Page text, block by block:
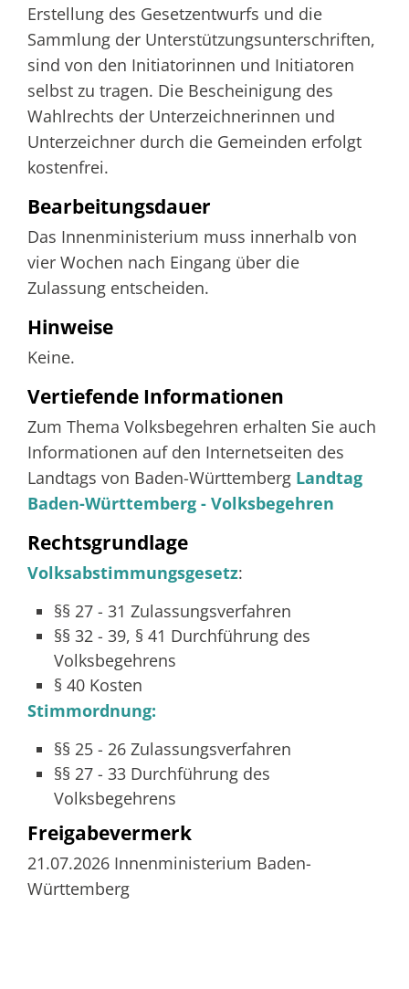
Erstellung des Gesetzentwurfs und die
Sammlung der Unterstützungsunterschriften,
sind von den Initiatorinnen und Initiatoren
selbst zu tragen. Die Bescheinigung des
Wahlrechts der Unterzeichnerinnen und
Unterzeichner durch die Gemeinden erfolgt
kostenfrei.
Bearbeitungsdauer
Das Innenministerium muss innerhalb von
vier Wochen nach Eingang über die
Zulassung entscheiden.
Hinweise
Keine.
Vertiefende Informationen
Zum Thema Volksbegehren erhalten Sie auch
Informationen auf den Internetseiten des
Landtags von Baden-Württemberg Landtag
Baden-Württemberg - Volksbegehren
Rechtsgrundlage
Volksabstimmungsgesetz:
§§ 27 - 31 Zulassungsverfahren
§§ 32 - 39, § 41 Durchführung des
Volksbegehrens
§ 40 Kosten
Stimmordnung:
§§ 25 - 26 Zulassungsverfahren
§§ 27 - 33 Durchführung des
Volksbegehrens
Freigabevermerk
21.07.2026 Innenministerium Baden-
Württemberg